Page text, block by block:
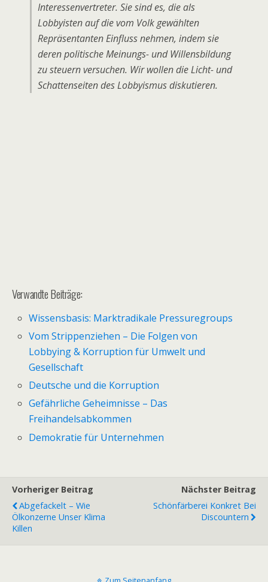
Interessenvertreter. Sie sind es, die als
Lobbyisten auf die vom Volk gewählten
Repräsentanten Einfluss nehmen, indem sie
deren politische Meinungs- und Willensbildung
zu steuern versuchen. Wir wollen die Licht- und
Schattenseiten des Lobbyismus diskutieren.
Verwandte Beiträge:
Wissensbasis: Marktradikale Pressuregroups
Vom Strippenziehen – Die Folgen von
Lobbying & Korruption für Umwelt und
Gesellschaft
Deutsche und die Korruption
Gefährliche Geheimnisse – Das
Freihandelsabkommen
Demokratie für Unternehmen
Vorheriger Beitrag
Abgefackelt – Wie
Ölkonzerne Unser Klima
Killen
Nächster Beitrag
Schönfärberei Konkret Bei
Discountern